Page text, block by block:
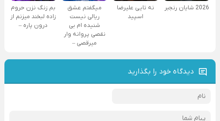
2026 شایان رنجبر
نه تایی علیرضا
اسپید
میگفتم عشق
ریالی نیست
شنیده ام بی
نقصی پروانه وار
میرقصی –
بم زنگ نزن حروم
زاده لبخند میزنم از
درون پاره –
دیدگاه خود را بگذارید